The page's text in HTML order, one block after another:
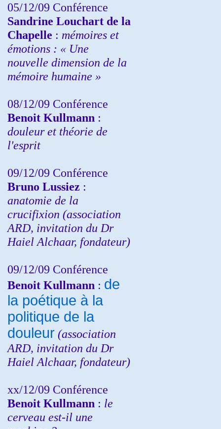
05/12/09 Conférence
Sandrine Louchart de la
Chapelle : mémoires et
émotions : « Une
nouvelle dimension de la
mémoire humaine »
08/12/09 Conférence
Benoit Kullmann :
douleur et théorie de
l'esprit
09/12/09 Conférence
Bruno Lussiez :
anatomie de la
crucifixion (association
ARD, invitation du Dr
Haiel Alchaar, fondateur)
09/12/09 Conférence
Benoit Kullmann : de
la poétique à la
politique de la
douleur (association
ARD, invitation du Dr
Haiel Alchaar, fondateur)
xx/12/09 Conférence
Benoit Kullmann : le
cerveau est-il une